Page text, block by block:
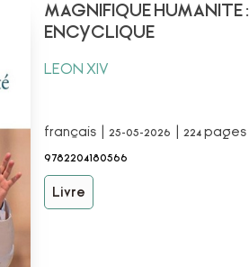
MAGNIFIQUE HUMANITE :
ENCYCLIQUE
LEON XIV
français | 25-05-2026 | 224 pages
9782204180566
Livre